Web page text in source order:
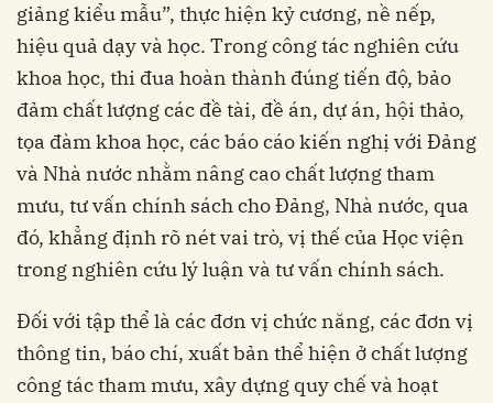
giảng kiểu mẫu”, thực hiện kỷ cương, nề nếp,
hiệu quả dạy và học. Trong công tác nghiên cứu
khoa học, thi đua hoàn thành đúng tiến độ, bảo
đảm chất lượng các đề tài, đề án, dự án, hội thảo,
tọa đàm khoa học, các báo cáo kiến nghị với Đảng
và Nhà nước nhằm nâng cao chất lượng tham
mưu, tư vấn chính sách cho Đảng, Nhà nước, qua
đó, khẳng định rõ nét vai trò, vị thế của Học viện
trong nghiên cứu lý luận và tư vấn chính sách.
Đối với tập thể là các đơn vị chức năng, các đơn vị
thông tin, báo chí, xuất bản thể hiện ở chất lượng
công tác tham mưu, xây dựng quy chế và hoạt